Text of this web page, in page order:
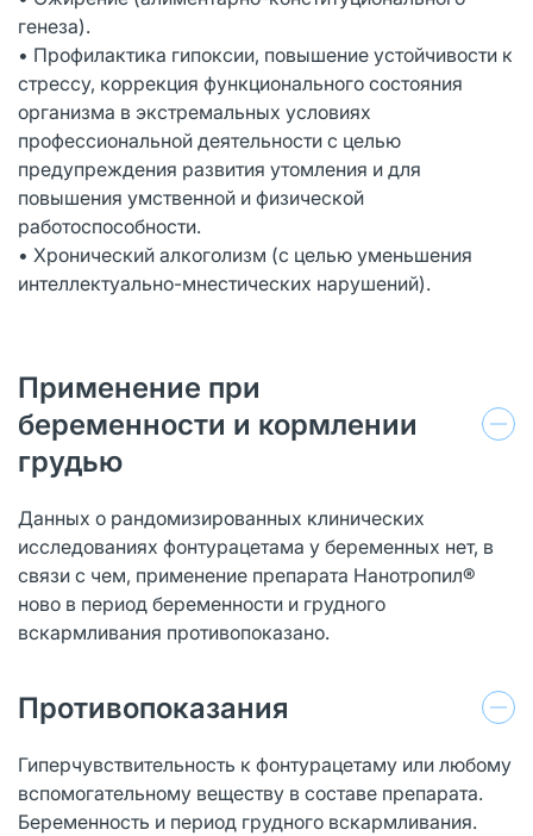
генеза).
• Профилактика гипоксии, повышение устойчивости к
стрессу, коррекция функционального состояния
организма в экстремальных условиях
профессиональной деятельности с целью
предупреждения развития утомления и для
повышения умственной и физической
работоспособности.
• Хронический алкоголизм (с целью уменьшения
интеллектуально-мнестических нарушений).
Применение при
беременности и кормлении
грудью
Данных о рандомизированных клинических
исследованиях фонтурацетама у беременных нет, в
связи с чем, применение препарата Нанотропил®
ново в период беременности и грудного
вскармливания противопоказано.
Противопоказания
Гиперчувствительность к фонтурацетаму или любому
вспомогательному веществу в составе препарата.
Беременность и период грудного вскармливания.